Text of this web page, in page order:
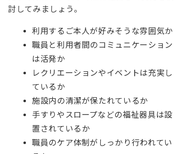
討してみましょう。
利用するご本人が好みそうな雰囲気か
職員と利用者間のコミュニケーション
は活発か
レクリエーションやイベントは充実し
ているか
施設内の清潔が保たれているか
手すりやスロープなどの福祉器具は設
置されているか
職員のケア体制がしっかり行われてい